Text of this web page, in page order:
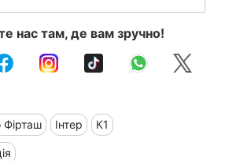
нас там, де вам зручно!
Інтер К1